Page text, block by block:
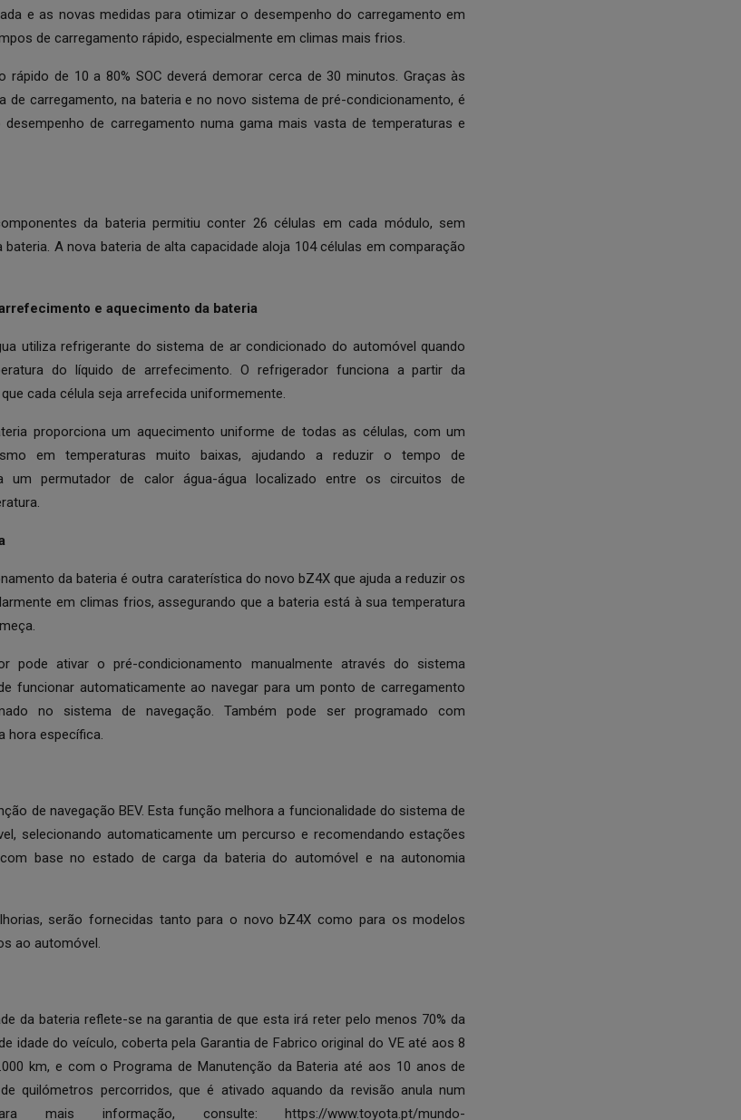
e as novas medidas para otimizar o desempenho do carregamento em
de carregamento rápido, especialmente em climas mais frios.
rápido de 10 a 80% SOC deverá demorar cerca de 30 minutos. Graças às
de carregamento, na bateria e no novo sistema de pré-condicionamento, é
de carregamento numa gama mais vasta de temperaturas e
da bateria permitiu conter 26 células em cada módulo, sem
A nova bateria de alta capacidade aloja 104 células em comparação
e aquecimento da bateria
utiliza refrigerante do sistema de ar condicionado do automóvel quando
do líquido de arrefecimento. O refrigerador funciona a partir da
cada célula seja arrefecida uniformemente.
proporciona um aquecimento uniforme de todas as células, com um
em temperaturas muito baixas, ajudando a reduzir o tempo de
um permutador de calor água-água localizado entre os circuitos de
da bateria é outra caraterística do novo bZ4X que ajuda a reduzir os
em climas frios, assegurando que a bateria está à sua temperatura
pode ativar o pré-condicionamento manualmente através do sistema
funcionar automaticamente ao navegar para um ponto de carregamento
no sistema de navegação. Também pode ser programado com
hora específica.
de navegação BEV. Esta função melhora a funcionalidade do sistema de
selecionando automaticamente um percurso e recomendando estações
base no estado de carga da bateria do automóvel e na autonomia
serão fornecidas tanto para o novo bZ4X como para os modelos
ao automóvel.
da bateria reflete-se na garantia de que esta irá reter pelo menos 70% da
idade do veículo, coberta pela Garantia de Fabrico original do VE até aos 8
km, e com o Programa de Manutenção da Bateria até aos 10 anos de
quilómetros percorridos, que é ativado aquando da revisão anula num
mais informação, consulte:https://www.toyota.pt/mundo-